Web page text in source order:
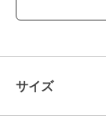
ねじりデザインの
て見えるようなバ
トップスとワンピ
サイズ